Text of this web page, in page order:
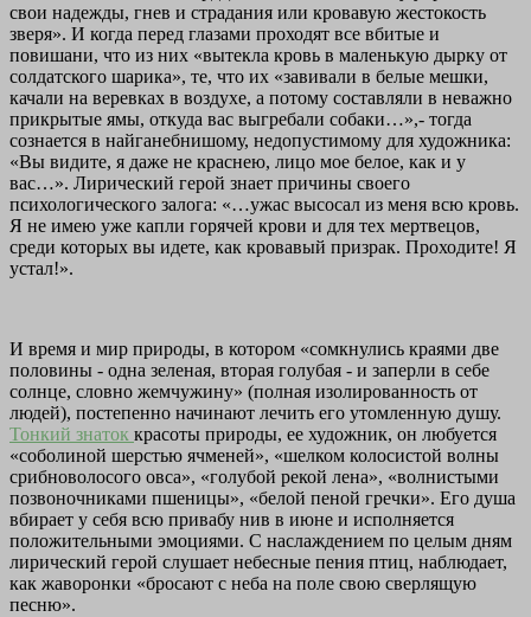
свои надежды, гнев и страдания или кровавую жестокость
зверя». И когда перед глазами проходят все вбитые и
повишани, что из них «вытекла кровь в маленькую дырку от
солдатского шарика», те, что их «завивали в белые мешки,
качали на веревках в воздухе, а потому составляли в неважно
прикрытые ямы, откуда вас выгребали собаки…»,- тогда
сознается в найганебнишому, недопустимому для художника:
«Вы видите, я даже не краснею, лицо мое белое, как и у
вас…». Лирический герой знает причины своего
психологического залога: «…ужас высосал из меня всю кровь.
Я не имею уже капли горячей крови и для тех мертвецов,
среди которых вы идете, как кровавый призрак. Проходите! Я
устал!».
И время и мир природы, в котором «сомкнулись краями две
половины - одна зеленая, вторая голубая - и заперли в себе
солнце, словно жемчужину» (полная изолированность от
людей), постепенно начинают лечить его утомленную душу.
Тонкий знаток красоты природы, ее художник, он любуется
«соболиной шерстью ячменей», «шелком колосистой волны
срибноволосого овса», «голубой рекой лена», «волнистыми
позвоночниками пшеницы», «белой пеной гречки». Его душа
вбирает у себя всю привабу нив в июне и исполняется
положительными эмоциями. С наслаждением по целым дням
лирический герой слушает небесные пения птиц, наблюдает,
как жаворонки «бросают с неба на поле свою сверлящую
песню».